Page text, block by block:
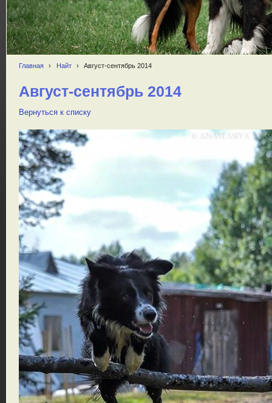
Главная › Найт › Август-сентябрь 2014
Август-сентябрь 2014
Вернуться к списку